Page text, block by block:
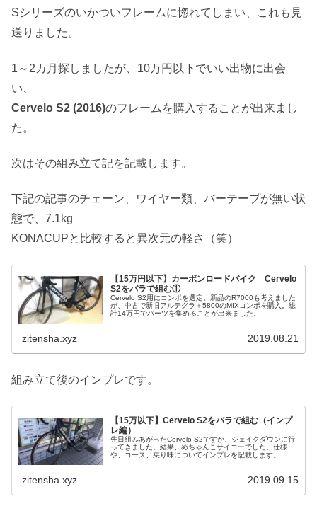
Sシリーズのいかついフレームに惚れてしまい、これも見
送りました。
1～2カ月探しましたが、10万円以下でいい出物に出会
い、
Cervelo S2 (2016)のフレームを購入することが出来まし
た。
次はその組み立て記を記載します。
下記の記事のチェーン、ワイヤー類、バーテープが無い状
態で、7.1kg
KONACUPと比較すると異次元の軽さ（笑）
【15万円以下】カーボンロードバイク Cervelo
S2をバラで組む①
Cervelo S2用にコンポを選定。新品のR7000も考えました
が、中古で新旧アルテグラ＋5800のMIXコンポを購入。総
計14万円でパーツを集めることが出来ました。
zitensha.xyz 2019.08.21
組み立て後のインプレです。
【15万以下】Cervelo S2をバラで組む（インプ
レ編）
先日組みあがったCervelo S2ですが、シェイクダウンに行
ってきました。結果、めちゃんこサイコーでした。仕様
や、コース、乗り味についてインプレを記載します。
zitensha.xyz 2019.09.15